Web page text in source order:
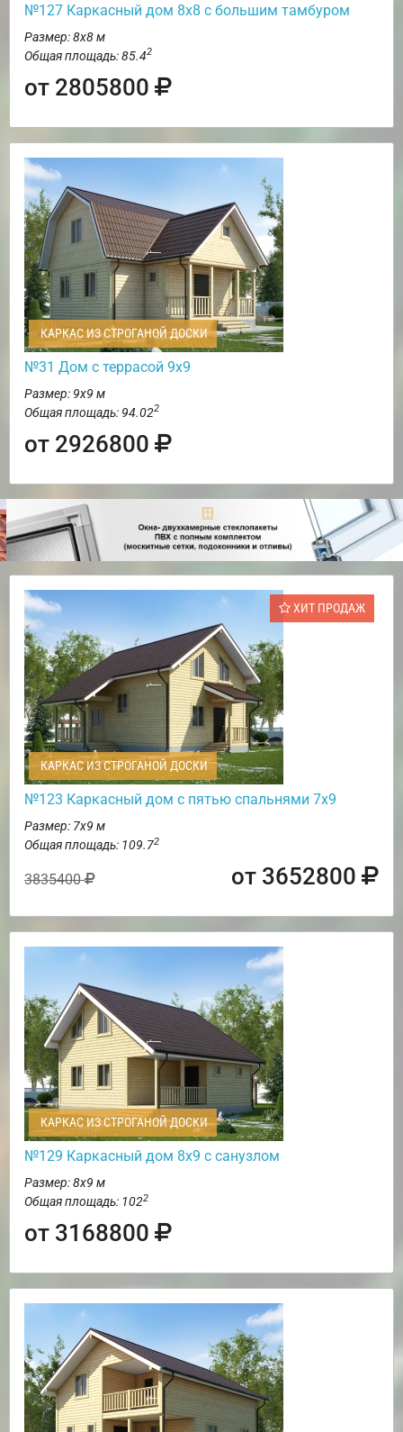
№127 Каркасный дом 8х8 с большим тамбуром
Размер: 8х8 м
Общая площадь: 85.42
от 2805800
КАРКАС ИЗ СТРОГАНОЙ ДОСКИ
№31 Дом с террасой 9х9
Размер: 9х9 м
Общая площадь: 94.022
от 2926800
ХИТ ПРОДАЖ
КАРКАС ИЗ СТРОГАНОЙ ДОСКИ
№123 Каркасный дом с пятью спальнями 7х9
Размер: 7х9 м
Общая площадь: 109.72
3835400 от 3652800
КАРКАС ИЗ СТРОГАНОЙ ДОСКИ
№129 Каркасный дом 8х9 с санузлом
Размер: 8х9 м
Общая площадь: 1022
от 3168800